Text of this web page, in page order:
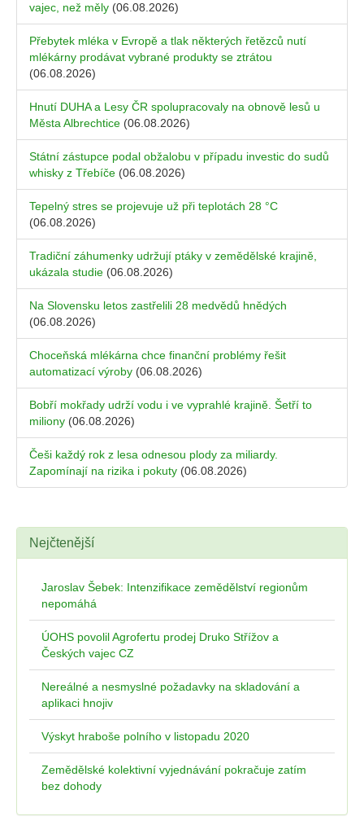
vajec, než měly (06.08.2026)
Přebytek mléka v Evropě a tlak některých řetězců nutí
mlékárny prodávat vybrané produkty se ztrátou
(06.08.2026)
Hnutí DUHA a Lesy ČR spolupracovaly na obnově lesů u
Města Albrechtice (06.08.2026)
Státní zástupce podal obžalobu v případu investic do sudů
whisky z Třebíče (06.08.2026)
Tepelný stres se projevuje už při teplotách 28 °C
(06.08.2026)
Tradiční záhumenky udržují ptáky v zemědělské krajině,
ukázala studie (06.08.2026)
Na Slovensku letos zastřelili 28 medvědů hnědých
(06.08.2026)
Choceňská mlékárna chce finanční problémy řešit
automatizací výroby (06.08.2026)
Bobří mokřady udrží vodu i ve vyprahlé krajině. Šetří to
miliony (06.08.2026)
Češi každý rok z lesa odnesou plody za miliardy.
Zapomínají na rizika i pokuty (06.08.2026)
Nejčtenější
Jaroslav Šebek: Intenzifikace zemědělství regionům
nepomáhá
ÚOHS povolil Agrofertu prodej Druko Střížov a
Českých vajec CZ
Nereálné a nesmyslné požadavky na skladování a
aplikaci hnojiv
Výskyt hraboše polního v listopadu 2020
Zemědělské kolektivní vyjednávání pokračuje zatím
bez dohody